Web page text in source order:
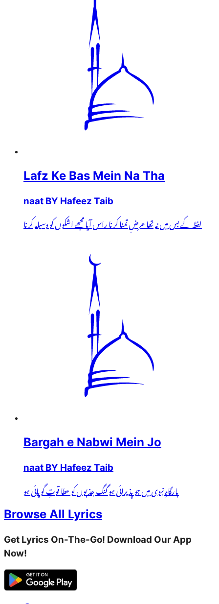
Lafz Ke Bas Mein Na Tha
naat BY Hafeez Taib
لفظ کے بس میں نہ تھا عرضِ تمنا کرنا راس آیا مجھے اشکوں کو وسیلہ کرنا
Bargah e Nabwi Mein Jo
naat BY Hafeez Taib
بارگاہِ نبوی میں جو پذیرائی ہو گنگ جذبوں کو عطا قوتِ گویائی ہو
Browse All Lyrics
Get Lyrics On-The-Go! Download Our App
Now!